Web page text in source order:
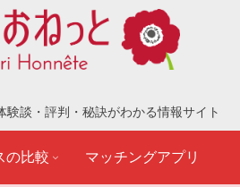
験談・評判・秘訣がわかる情報サイト
の比較 マッチングアプリ